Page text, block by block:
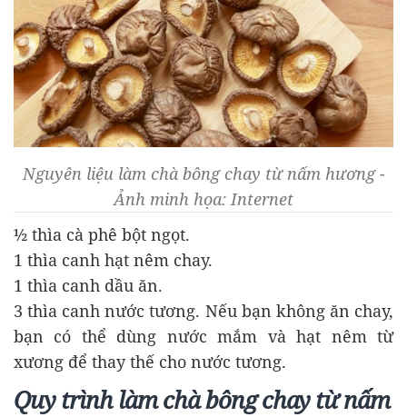
Nguyên liệu làm chà bông chay từ nấm hương -
Ảnh minh họa: Internet
½ thìa cà phê bột ngọt.
1 thìa canh hạt nêm chay.
1 thìa canh dầu ăn.
3 thìa canh nước tương. Nếu bạn không ăn chay,
bạn có thể dùng nước mắm và hạt nêm từ
xương để thay thế cho nước tương.
Quy trình làm chà bông chay từ nấm